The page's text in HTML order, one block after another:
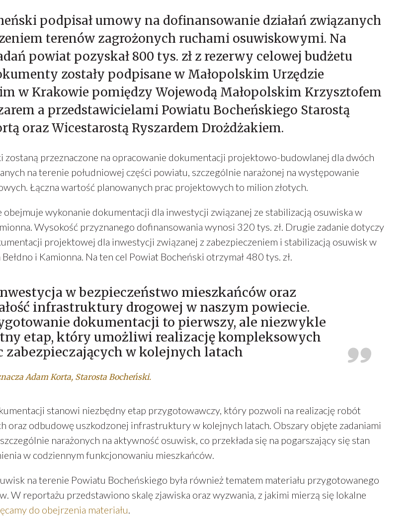
podpisał umowy na dofinansowanie działań związanych
terenów zagrożonych ruchami osuwiskowymi. Na
powiat pozyskał 800 tys. zł z rezerwy celowej budżetu
zostały podpisane w Małopolskim Urzędzie
w Krakowie pomiędzy Wojewodą Małopolskim Krzysztofem
a przedstawicielami Powiatu Bocheńskiego Starostą
oraz Wicestarostą Ryszardem Drożdżakiem.
zostaną przeznaczone na opracowanie dokumentacji projektowo-budowlanej dla dwóch
na terenie południowej części powiatu, szczególnie narażonej na występowanie
Łączna wartość planowanych prac projektowych to milion złotych.
obejmuje wykonanie dokumentacji dla inwestycji związanej ze stabilizacją osuwiska w
Wysokość przyznanego dofinansowania wynosi 320 tys. zł. Drugie zadanie dotyczy
projektowej dla inwestycji związanej z zabezpieczeniem i stabilizacją osuwisk w
i Kamionna. Na ten cel Powiat Bocheński otrzymał 480 tys. zł.
w bezpieczeństwo mieszkańców oraz
infrastruktury drogowej w naszym powiecie.
dokumentacji to pierwszy, ale niezwykle
etap, który umożliwi realizację kompleksowych
zabezpieczających w kolejnych latach
Adam Korta, Starosta Bocheński.
stanowi niezbędny etap przygotowawczy, który pozwoli na realizację robót
oraz odbudowę uszkodzonej infrastruktury w kolejnych latach. Obszary objęte zadaniami
narażonych na aktywność osuwisk, co przekłada się na pogarszający się stan
w codziennym funkcjonowaniu mieszkańców.
na terenie Powiatu Bocheńskiego była również tematem materiału przygotowanego
W reportażu przedstawiono skalę zjawiska oraz wyzwania, z jakimi mierzą się lokalne
do obejrzenia materiału.